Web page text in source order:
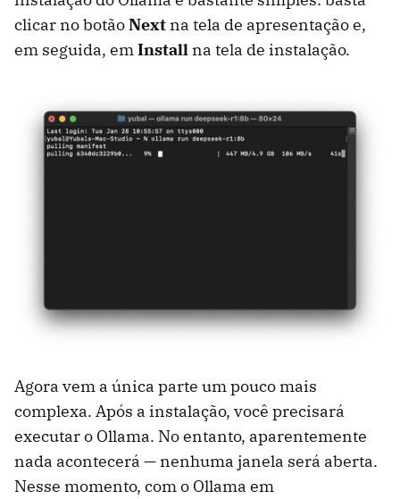
clicar no botãoNext na tela de apresentação e,
em seguida, emInstall na tela de instalação.
Agora vem a única parte um pouco mais
complexa. Após a instalação, você precisará
executar o Ollama. No entanto, aparentemente
nada acontecerá — nenhuma janela será aberta.
Nesse momento, com o Ollama em